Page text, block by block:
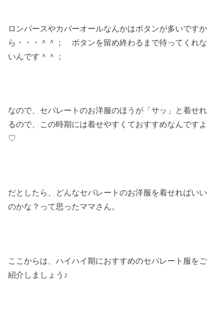
ロンパースやカバーオールなんかはボタンが多いですか
ら・・・＾＾； ボタンを留め終わるまで待ってくれな
いんです＾＾；
なので、セパレートのお洋服のほうが「サッ」と着せれ
るので、この時期には着せやすくておすすめなんですよ
♡
だとしたら、どんなセパレートのお洋服を着せればいい
のかな？って思ったママさん。
ここからは、ハイハイ期におすすめのセパレート服をご
紹介しましょう♪